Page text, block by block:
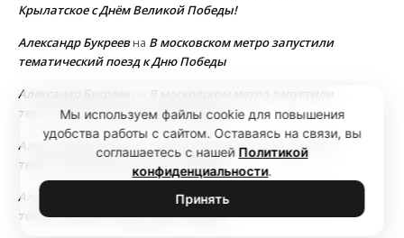
Крылатское с Днём Великой Победы!
Александр Букреевна В московском метро запустили
тематический поезд к Дню Победы
Александр Букреев
В московском метро запустили
тематический поезд к Дню Победы
Александр Букреев
В московском метро запустили
тематический поезд к Дню Победы
Александр Букреев
В московском метро запустили
тематический поезд к Дню Победы
Мы используем файлы cookie для повышения
удобства работы с сайтом. Оставаясь на связи, вы
соглашаетесь с нашей Политикой
конфиденциальности.
Принять